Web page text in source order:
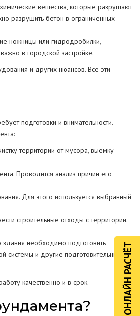
ОНЛАЙН РАСЧЁТ
вещества, которые разрушают
разрушить бетон в ограниченных
ножницы или гидродробилки,
в городской застройке.
и других нюансов. Все эти
подготовки и внимательности.
территории от мусора, выемку
Проводится анализ причин его
Для этого используется выбранный
строительные отходы с территории.
здания необходимо подготовить
системы и другие подготовительные
качественно и в срок.